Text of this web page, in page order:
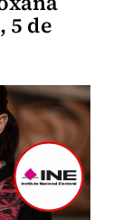
5 de